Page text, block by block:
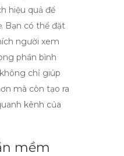
hiệu quả để
. Bạn có thể đặt
người xem
phần bình
chỉ giúp
mà còn tạo ra
kênh của
mềm